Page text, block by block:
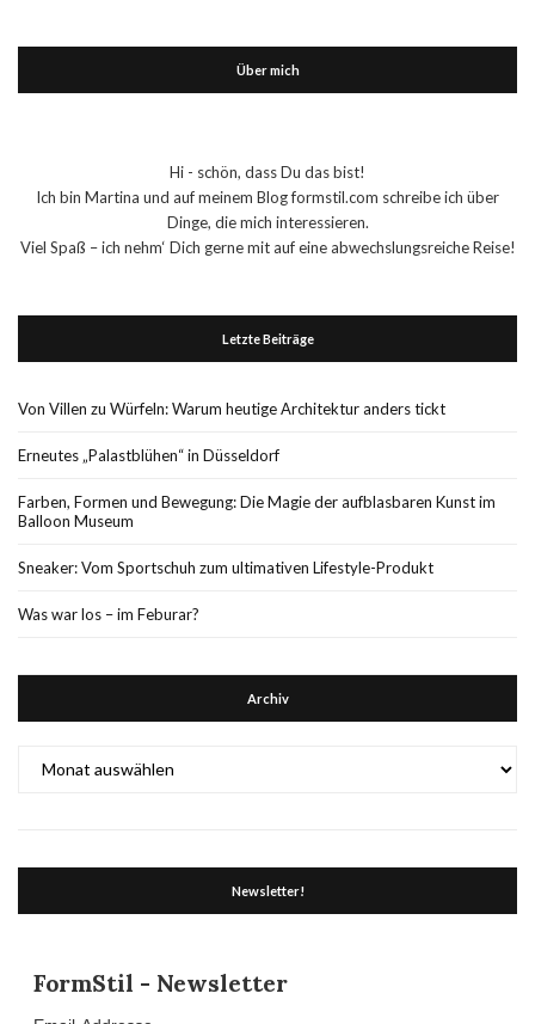
Über mich
Hi - schön, dass Du das bist!
Ich bin Martina und auf meinem Blog formstil.com schreibe ich über
Dinge, die mich interessieren.
Viel Spaß – ich nehm‘ Dich gerne mit auf eine abwechslungsreiche Reise!
Letzte Beiträge
Von Villen zu Würfeln: Warum heutige Architektur anders tickt
Erneutes „Palastblühen“ in Düsseldorf
Farben, Formen und Bewegung: Die Magie der aufblasbaren Kunst im
Balloon Museum
Sneaker: Vom Sportschuh zum ultimativen Lifestyle-Produkt
Was war los – im Feburar?
Archiv
Newsletter!
FormStil - Newsletter